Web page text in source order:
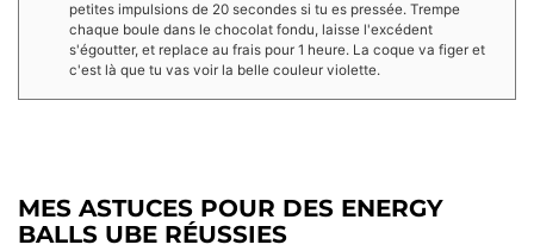
petites impulsions de 20 secondes si tu es pressée. Trempe
chaque boule dans le chocolat fondu, laisse l'excédent
s'égoutter, et replace au frais pour 1 heure. La coque va figer et
c'est là que tu vas voir la belle couleur violette.
MES ASTUCES POUR DES ENERGY
BALLS UBE RÉUSSIES